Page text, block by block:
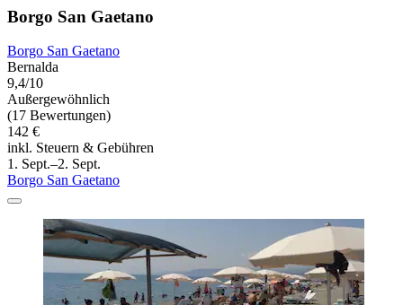
Borgo San Gaetano
Borgo San Gaetano
Bernalda
9,4/10
Außergewöhnlich
(17 Bewertungen)
142 €
inkl. Steuern & Gebühren
1. Sept.–2. Sept.
Borgo San Gaetano